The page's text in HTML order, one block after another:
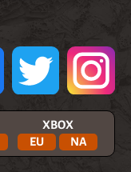
XBOX
EU
NA